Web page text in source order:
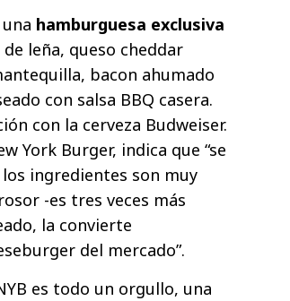
hamburguesa exclusiva
leña, queso cheddar
bacon ahumado
con salsa BBQ casera.
con la cerveza Budweiser.
York Burger, indica que “se
ingredientes son muy
-es tres veces más
la convierte
del mercado”.
es todo un orgullo, una